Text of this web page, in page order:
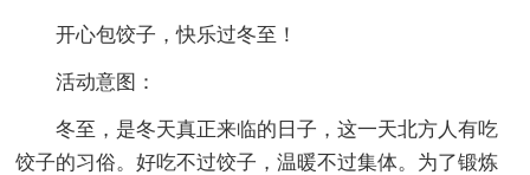
开心包饺子，快乐过冬至！
活动意图：
冬至，是冬天真正来临的日子，这一天北方人有吃
饺子的习俗。好吃不过饺子，温暖不过集体。为了锻炼